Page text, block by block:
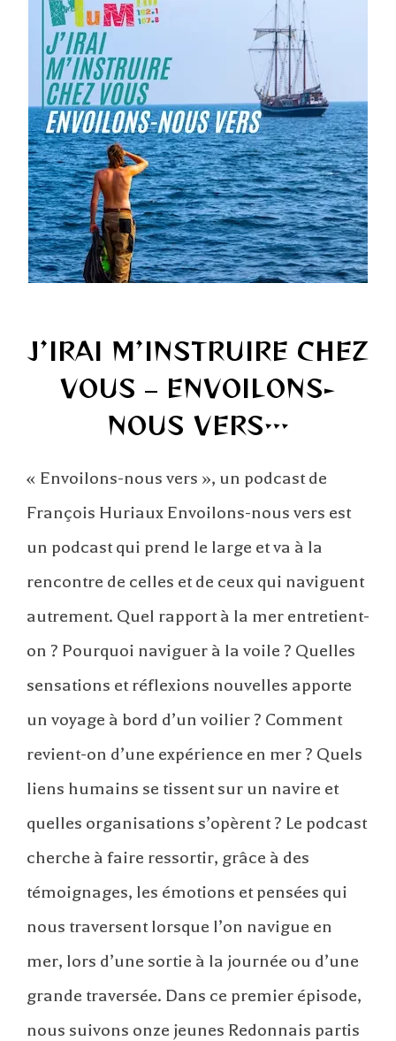
J’IRAI M’INSTRUIRE CHEZ
VOUS – ENVOILONS-
NOUS VERS…
« Envoilons-nous vers », un podcast de
François Huriaux Envoilons-nous vers est
un podcast qui prend le large et va à la
rencontre de celles et de ceux qui naviguent
autrement. Quel rapport à la mer entretient-
on ? Pourquoi naviguer à la voile ? Quelles
sensations et réflexions nouvelles apporte
un voyage à bord d’un voilier ? Comment
revient-on d’une expérience en mer ? Quels
liens humains se tissent sur un navire et
quelles organisations s’opèrent ? Le podcast
cherche à faire ressortir, grâce à des
témoignages, les émotions et pensées qui
nous traversent lorsque l’on navigue en
mer, lors d’une sortie à la journée ou d’une
grande traversée. Dans ce premier épisode,
nous suivons onze jeunes Redonnais partis